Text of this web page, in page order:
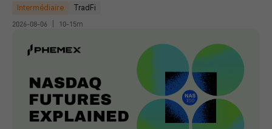
Intermédiaire
TradFi
2026-08-06
10-15m